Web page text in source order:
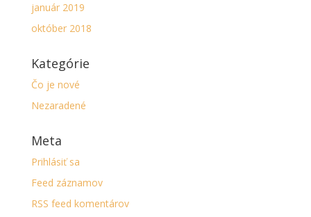
január 2019
október 2018
Kategórie
Čo je nové
Nezaradené
Meta
Prihlásiť sa
Feed záznamov
RSS feed komentárov